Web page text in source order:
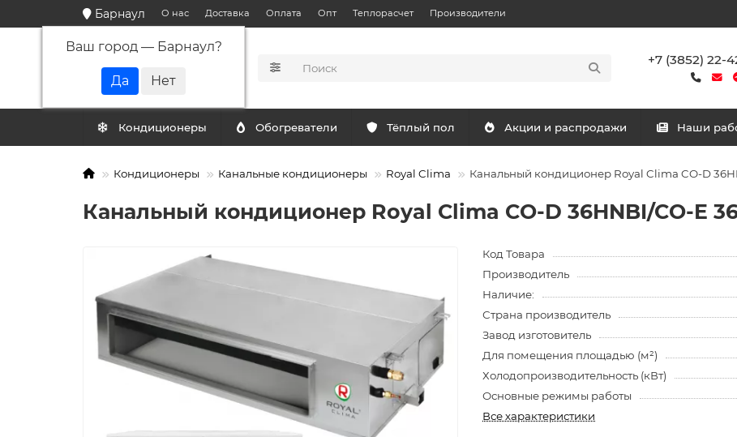
Барнаул
Ваш город — Барнаул?
О нас Доставка Оплата Опт Теплорасчет Производители
+7 (3852) 22-
Кондиционеры Обогреватели Тёплый пол Акции и распродажи Наши
Кондиционеры Канальные кондиционеры Royal Clima Канальный кондиционер Royal Clima CO-D
Канальный кондиционер Royal Clima CO-D 36HNBI/CO-E
Код Товара
Производитель
Наличие:
Страна производитель
Завод изготовитель
Для помещения площадью (м²)
Холодопроизводительность (кВт)
Основные режимы работы
Все характеристики